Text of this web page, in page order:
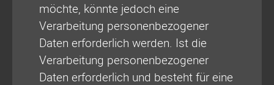
möchte, könnte jedoch eine
Verarbeitung personenbezogener
Daten erforderlich werden. Ist die
Verarbeitung personenbezogener
Daten erforderlich und besteht für eine